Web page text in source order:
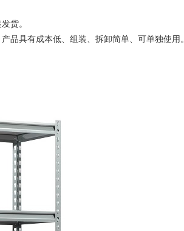
货。
品具有成本低、组装、拆卸简单、可单独使用。